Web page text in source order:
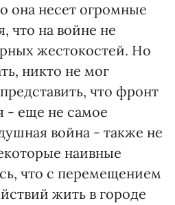
она несет огромные
что на войне не
жестокостей. Но
никто не мог
что фронт
- еще не самое
война - также не
наивные
что с перемещением
жить в городе